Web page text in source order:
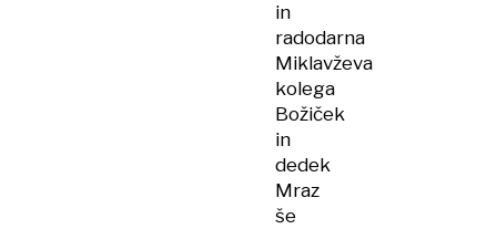
in
radodarna
Miklavževa
kolega
Božiček
in
dedek
Mraz
še